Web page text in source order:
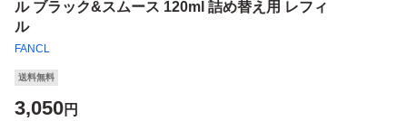
ル ブラック&スムース 120ml 詰め替え用 レフィ
ル
FANCL
送料無料
3,050円